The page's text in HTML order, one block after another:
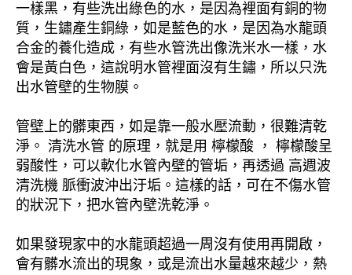
一樣黑，有些洗出綠色的水，是因為裡面有銅的物
質，生鏽產生銅綠，如是藍色的水，是因為水龍頭
合金的養化造成，有些水管洗出像洗米水一樣，水
會是黃白色，這說明水管裡面沒有生鏽，所以只洗
出水管壁的生物膜。
管壁上的髒東西，如是靠一般水壓流動，很難清乾
淨。 清洗水管 的原理，就是用 檸檬酸 ， 檸檬酸呈
弱酸性，可以軟化水管內壁的管垢，再透過 高週波
清洗機 脈衝波沖出汙垢。這樣的話，可在不傷水管
的狀況下，把水管內壁洗乾淨。
如果發現家中的水龍頭超過一周沒有使用再開啟，
會有髒水流出的現象，或是流出水量越來越少，熱